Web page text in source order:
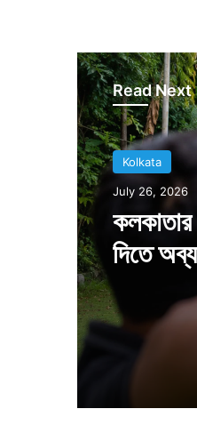
Read Next
Kolkata
July 26, 2026
দিতে
Kolkata
July 18, 2026
শহরে